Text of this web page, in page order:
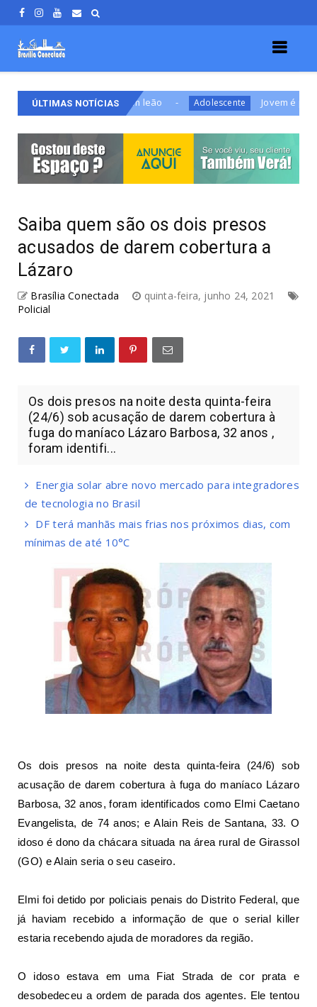
ÚLTIMAS NOTÍCIAS
em leão Adolescente Jovem é preso após atacar
Saiba quem são os dois presos
acusados de darem cobertura a
Lázaro
Brasília Conectada
quinta-feira, junho 24, 2021
Policial
Os dois presos na noite desta quinta-feira
(24/6) sob acusação de darem cobertura à
fuga do maníaco Lázaro Barbosa, 32 anos ,
foram identifi...
Energia solar abre novo mercado para integradores
de tecnologia no Brasil
DF terá manhãs mais frias nos próximos dias, com
mínimas de até 10°C
Os dois presos na noite desta quinta-feira (24/6) sob
acusação de darem cobertura à fuga do maníaco Lázaro
Barbosa, 32 anos, foram identificados como Elmi Caetano
Evangelista, de 74 anos; e Alain Reis de Santana, 33. O
idoso é dono da chácara situada na área rural de Girassol
(GO) e Alain seria o seu caseiro.
Elmi foi detido por policiais penais do Distrito Federal, que
já haviam recebido a informação de que o serial killer
estaria recebendo ajuda de moradores da região.
O idoso estava em uma Fiat Strada de cor prata e
desobedeceu a ordem de parada dos agentes. Ele tentou